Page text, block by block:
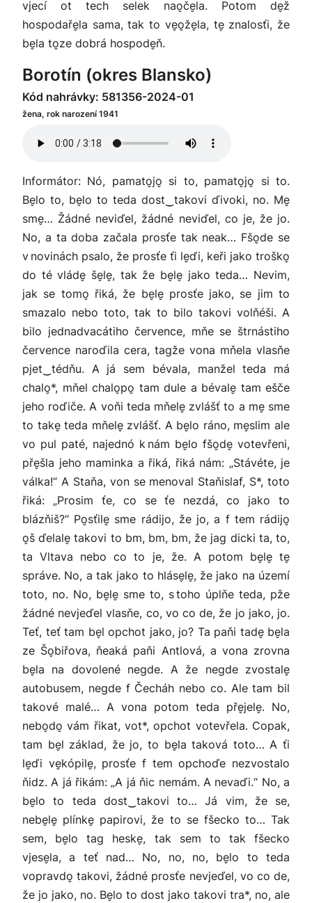
vjecí ot tech selek nao̬če̬la. Potom de̬ž
hospodaře̬la sama, tak to ve̬o̬že̬la, te̬ znalosťi, že
be̬la to̬ze dobrá hospode̬ň.
Borotín (okres Blansko)
Kód nahrávky: 581356-2024-01
žena, rok narození 1941
Informátor: Nó, pamato̬jo̬ si to, pamato̬jo̬ si to.
Be̬lo to, be̬lo to teda dost‿takovi ďivoki, no. Me̬
sme̬… Žádné neviďel, žádné neviďel, co je, že jo.
No, a ta doba začala prosťe tak neak… Fšo̬de se
v novinách psalo, že prosťe ťi le̬ďi, keři jako troško̬
do té vláde̬ še̬le̬, tak že be̬le̬ jako teda… Nevim,
jak se tomo̬ řiká, že be̬le̬ prosťe jako, se jim to
smazalo nebo toto, tak to bilo takovi volňéši. A
bilo jednadvacátiho července, mňe se štrnástiho
července naroďila cera, tagže vona mňela vlasňe
pjet‿tédňu. A já sem bévala, manžel teda má
chalo̬*, mňel chalo̬po̬ tam dule a bévale̬ tam ešče
jeho roďiče. A voňi teda mňele̬ zvlášť to a me̬ sme
to take̬ teda mňele̬ zvlášť. A be̬lo ráno, me̬slim ale
vo pul paté, najednó k nám be̬lo fšo̬de̬ votevřeni,
pře̬šla jeho maminka a řiká, řiká nám: „Stávéte, je
válka!“ A Staňa, von se menoval Staňislaf, S*, toto
řiká: „Prosim ťe, co se ťe nezdá, co jako to
blázňiš?“ Po̬sťile̬ sme rádijo, že jo, a f tem rádijo̬
o̬š ďelale̬ takovi to bm, bm, bm, že jag dicki ta, to,
ta Vltava nebo co to je, že. A potom be̬le̬ te̬
správe. No, a tak jako to hláse̬le̬, že jako na území
toto, no. No, be̬le̬ sme to, s toho úplňe teda, pže
žádné nevjeďel vlasňe, co, vo co de, že jo jako, jo.
Teť, teť tam be̬l opchot jako, jo? Ta paňi tade̬ be̬la
ze Šo̬biřova, ňeaká paňi Antlová, a vona zrovna
be̬la na dovolené negde. A že negde zvostale̬
autobusem, negde f Čecháh nebo co. Ale tam bil
takové malé… A vona potom teda pře̬jele̬. No,
nebo̬do̬ vám řikat, vot*, opchot votevřela. Copak,
tam be̬l základ, že jo, to be̬la taková toto… A ťi
le̬ďi ve̬kópile̬, prosťe f tem opchoďe nezvostalo
ňidz. A já řikám: „A já ňic nemám. A nevaďi.“ No, a
be̬lo to teda dost‿takovi to… Já vim, že se,
nebe̬le̬ plínke̬ papirovi, že to se fšecko to… Tak
sem, be̬lo tag heske̬, tak sem to tak fšecko
vjese̬la, a teť nad… No, no, no, be̬lo to teda
vopravdo̬ takovi, žádné prosťe nevjeďel, vo co de,
že jo jako, no. Be̬lo to dost jako takovi tra*, no, ale